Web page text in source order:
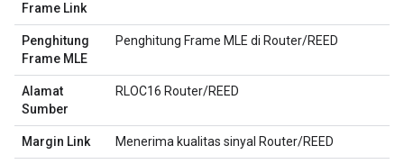
Frame Link
Penghitung
Frame MLE
Penghitung Frame MLE di Router/REED
Alamat
Sumber
RLOC16 Router/REED
Margin Link Menerima kualitas sinyal Router/REED